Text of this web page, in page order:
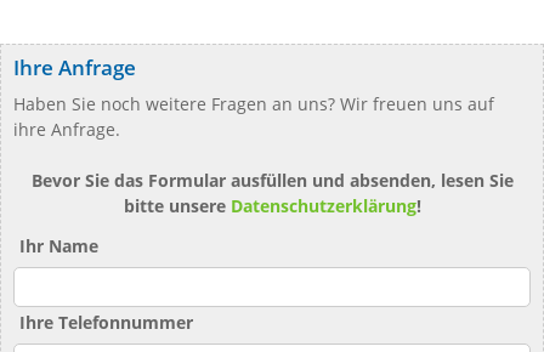
Ihre Anfrage
Haben Sie noch weitere Fragen an uns? Wir freuen uns auf
ihre Anfrage.
Bevor Sie das Formular ausfüllen und absenden, lesen Sie
bitte unsere Datenschutzerklärung!
Ihr Name
Ihre Telefonnummer